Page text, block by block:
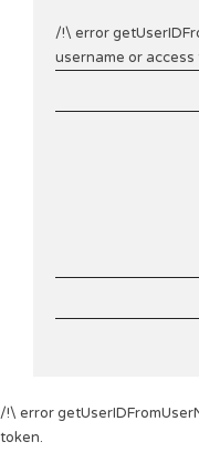
/!\ error
username or access
/!\ error
token.